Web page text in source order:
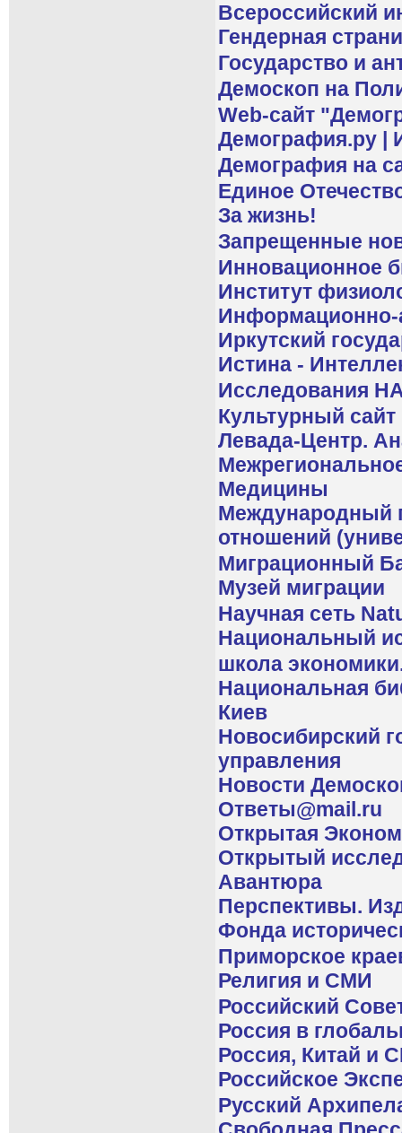
Всероссийский
Гендерная
Государство и
Демоскоп на
Web-сайт
Демография.ру |
Демография на
Единое
За жизнь!
Запрещенные
Инновационное
Институт
Информационно-
Иркутский
Истина -
Исследования
Культурный
Левада-Центр.
Медицины
Международный
отношений
Миграционный
Музей миграции
Научная сеть
Национальный
школа
Национальная
Киев
Новосибирский
управления
Новости
Ответы@mail.ru
Открытая
Открытый
Авантюра
Перспективы.
Фонда
Приморское
Религия и СМИ
Российский
Россия в
Россия, Китай и
Российское
Русский